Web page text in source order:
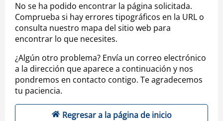
No se ha podido encontrar la página solicitada.
Comprueba si hay errores tipográficos en la URL o
consulta nuestro mapa del sitio web para
encontrar lo que necesites.
¿Algún otro problema? Envía un correo electrónico
a la dirección que aparece a continuación y nos
pondremos en contacto contigo. Te agradecemos
tu paciencia.
Regresar a la página de inicio